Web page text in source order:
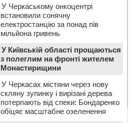
У Черкаському онкоцентрі
встановили сонячну
електростанцію за понад пів
мільйона гривень
У Київській області прощаються
з полеглим на фронті жителем
Монастирищини
У Черкасах містяни через нову
скляну зупинку і вирізані дерева
потерпають від спеки: Бондаренко
обіцяє масштабне озеленення